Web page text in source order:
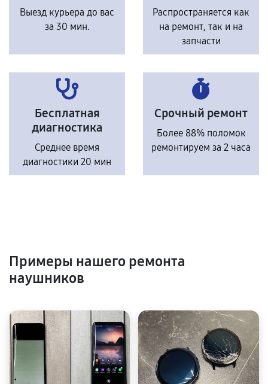
Выезд курьера до вас
за 30 мин.
Распространяется как
на ремонт, так и на
запчасти
Бесплатная
диагностика
Среднее время
диагностики 20 мин
Срочный ремонт
Более 88% поломок
ремонтируем за 2 часа
Примеры нашего ремонта
наушников